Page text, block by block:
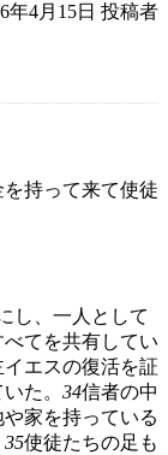
年4月15日 投稿者
持って来て使徒
し、一人として
てを共有してい
エスの復活を証
た。 34信者の中
家を持っている
35使徒たちの足も